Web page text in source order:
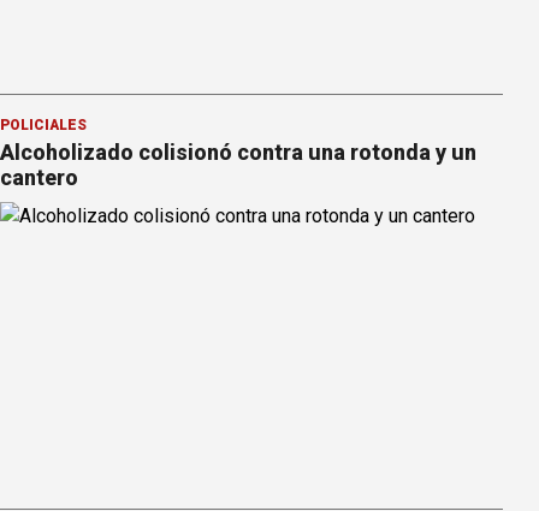
POLICIALES
Alcoholizado colisionó contra una rotonda y un
cantero